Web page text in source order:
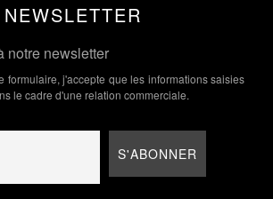
NEWSLETTER
notre newsletter
formulaire, j'accepte que les informations saisies
le cadre d'une relation commerciale.